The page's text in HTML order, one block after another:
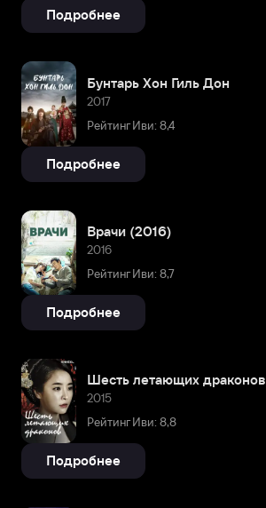
Подробнее
Бунтарь Хон Гиль Дон
2017
Рейтинг Иви: 8,4
Подробнее
Врачи (2016)
2016
Рейтинг Иви: 8,7
Подробнее
Шесть летающих драконов
2015
Рейтинг Иви: 8,8
Подробнее